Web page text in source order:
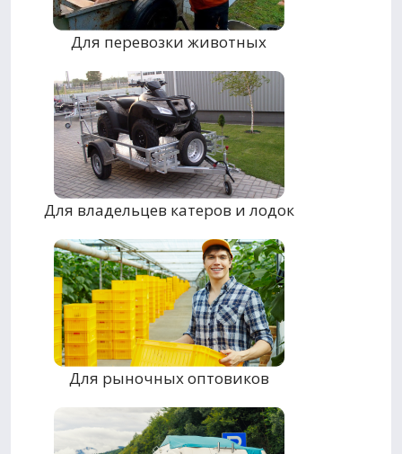
Для перевозки животных
Для владельцев катеров и лодок
Для рыночных оптовиков